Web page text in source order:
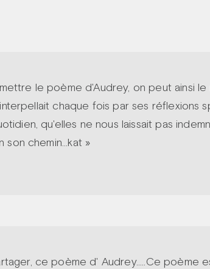
le poème d'Audrey, on peut ainsi
chaque fois par ses réflexions
qu'elles ne nous laissait pas
son chemin...kat »
ce poème d' Audrey.....Ce poème